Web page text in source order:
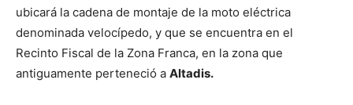
ubicará la cadena de montaje de la moto eléctrica
denominada velocípedo, y que se encuentra en el
Recinto Fiscal de la Zona Franca, en la zona que
antiguamente perteneció a Altadis.